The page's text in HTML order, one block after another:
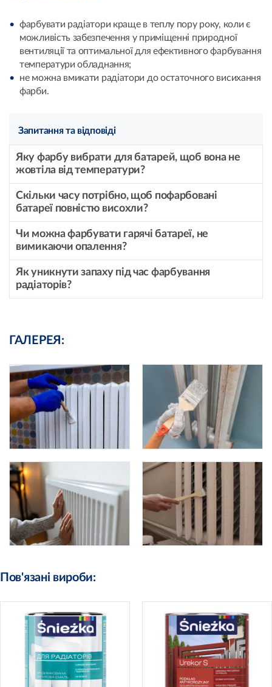
фарбувати радіатори краще в теплу пору року, коли є
можливість забезпечення у приміщенні природної
вентиляції та оптимальної для ефективного фарбування
температури обладнання;
не можна вмикати радіатори до остаточного висихання
фарби.
Запитання та відповіді
Яку фарбу вибрати для батарей, щоб вона не
жовтіла від температури?
Скільки часу потрібно, щоб пофарбовані
батареї повністю висохли?
Чи можна фарбувати гарячі батареї, не
вимикаючи опалення?
Як уникнути запаху під час фарбування
радіаторів?
ГАЛЕРЕЯ:
Пов'язані вироби: